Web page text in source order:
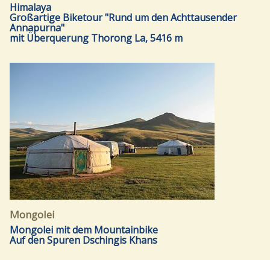
Himalaya
Großartige Biketour "Rund um den Achttausender
Annapurna"
mit Überquerung Thorong La, 5416 m
Mongolei
Mongolei mit dem Mountainbike
Auf den Spuren Dschingis Khans